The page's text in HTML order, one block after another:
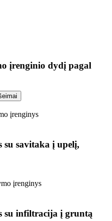
įrenginio dydį pagal
savitaka į upelį,
su infiltracija į gruntą